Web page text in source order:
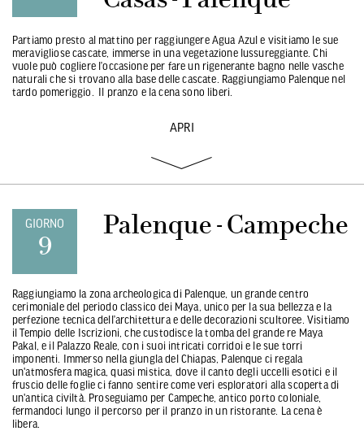
Partiamo presto al mattino per raggiungere Agua Azul e visitiamo le sue
meravigliose cascate, immerse in una vegetazione lussureggiante. Chi
vuole può cogliere l’occasione per fare un rigenerante bagno nelle vasche
naturali che si trovano alla base delle cascate. Raggiungiamo Palenque nel
tardo pomeriggio. Il pranzo e la cena sono liberi.
APRI
GIORNO
9
Palenque - Campeche
Raggiungiamo la zona archeologica di Palenque, un grande centro
cerimoniale del periodo classico dei Maya, unico per la sua bellezza e la
perfezione tecnica dell’architettura e delle decorazioni scultoree. Visitiamo
il Tempio delle Iscrizioni, che custodisce la tomba del grande re Maya
Pakal, e il Palazzo Reale, con i suoi intricati corridoi e le sue torri
imponenti. Immerso nella giungla del Chiapas, Palenque ci regala
un'atmosfera magica, quasi mistica, dove il canto degli uccelli esotici e il
fruscio delle foglie ci fanno sentire come veri esploratori alla scoperta di
un'antica civiltà. Proseguiamo per Campeche, antico porto coloniale,
fermandoci lungo il percorso per il pranzo in un ristorante. La cena è
libera.